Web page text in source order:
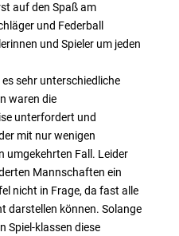
auf den Spaß am
und Federball
und Spieler um jeden
sehr unterschiedliche
waren die
unterfordert und
mit nur wenigen
umgekehrten Fall. Leider
Mannschaften ein
nicht in Frage, da fast alle
darstellen können. Solange
Spiel-klassen diese